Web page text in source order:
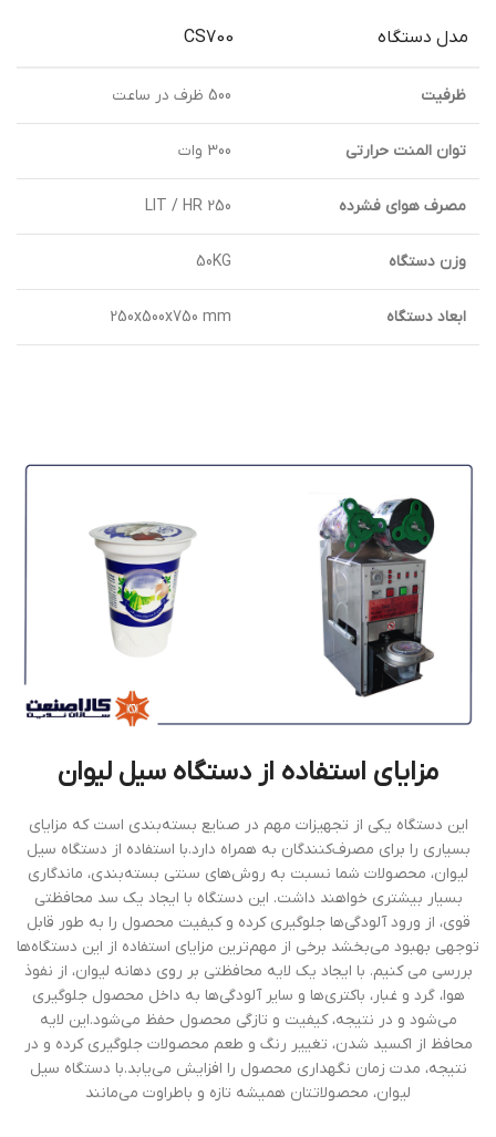
مدل دستگاه CS700
ظرفیت 500 ظرف در ساعت
توان المنت حرارتي 300 وات
مصرف هواي فشرده 250 LIT / HR
وزن دستگاه 50KG
ابعاد دستگاه 250x500x750 mm
مزایای استفاده از دستگاه سیل لیوان
این دستگاه یکی از تجهیزات مهم در صنایع بسته‌بندی است که مزایای
بسیاری را برای مصرف‌کنندگان به همراه دارد.با استفاده از دستگاه سیل
لیوان، محصولات شما نسبت به روش‌های سنتی بسته‌بندی، ماندگاری
بسیار بیشتری خواهند داشت. این دستگاه با ایجاد یک سد محافظتی
قوی، از ورود آلودگی‌ها جلوگیری کرده و کیفیت محصول را به طور قابل
توجهی بهبود می‌بخشد برخی از مهم‌ترین مزایای استفاده از این دستگاه‌ها
بررسی می کنیم. با ایجاد یک لایه محافظتی بر روی دهانه لیوان، از نفوذ
هوا، گرد و غبار، باکتری‌ها و سایر آلودگی‌ها به داخل محصول جلوگیری
می‌شود و در نتیجه، کیفیت و تازگی محصول حفظ می‌شود.این لایه
محافظ از اکسید شدن، تغییر رنگ و طعم محصولات جلوگیری کرده و در
نتیجه، مدت زمان نگهداری محصول را افزایش می‌یابد.با دستگاه سیل
لیوان، محصولاتتان همیشه تازه و باطراوت می‌مانند